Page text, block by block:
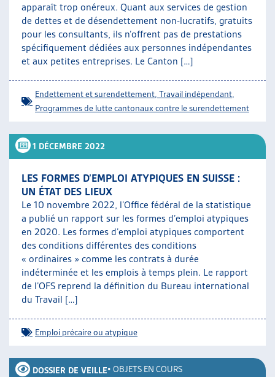
apparaît trop onéreux. Quant aux services de gestion
de dettes et de désendettement non-lucratifs, gratuits
pour les consultants, ils n’offrent pas de prestations
spécifiquement dédiées aux personnes indépendantes
et aux petites entreprises. Le Canton […]
Endettement et surendettement Travail indépendant
Programmes de lutte cantonaux contre le surendettement
1 DÉCEMBRE 2022
LES FORMES D’EMPLOI ATYPIQUES EN SUISSE :
UN ÉTAT DES LIEUX
Le 10 novembre 2022, l’Office fédéral de la statistique
a publié un rapport sur les formes d’emploi atypiques
en 2020. Les formes d’emploi atypiques comportent
des conditions différentes des conditions
« ordinaires » comme les contrats à durée
indéterminée et les emplois à temps plein. Le rapport
de l’OFS reprend la définition du Bureau international
du Travail […]
Emploi précaire ou atypique
DOSSIER DE VEILLE• OBJETS EN COURS